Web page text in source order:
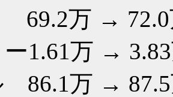
万 → 72.0
1.61万 →
86.1万 → 87.5